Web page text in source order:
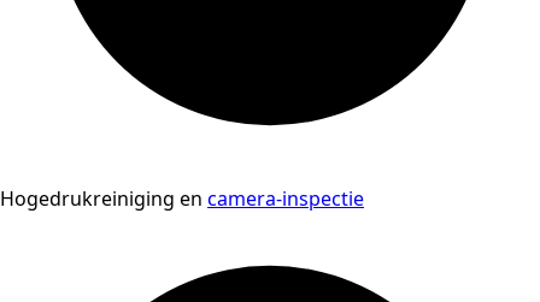
Hogedrukreiniging en camera-inspectie